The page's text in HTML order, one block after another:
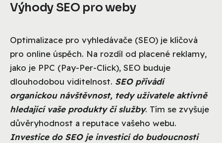
Výhody SEO pro weby
Optimalizace pro vyhledávače (SEO) je klíčová
pro online úspěch. Na rozdíl od placené reklamy,
jako je PPC (Pay-Per-Click), SEO buduje
dlouhodobou viditelnost. SEO přivádí
organickou návštěvnost, tedy uživatele aktivně
hledající vaše produkty či služby. Tím se zvyšuje
důvěryhodnost a reputace vašeho webu.
Investice do SEO je investicí do budoucnosti